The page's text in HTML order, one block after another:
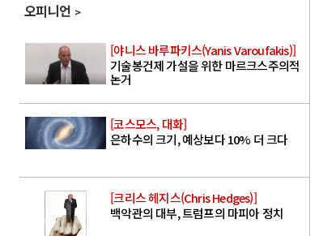
오피니언
[야니스 바루파키스(Yanis Varoufakis)]
기술봉건제 가설을 위한 마르크스주의적
논거
[코스모스, 대화]
은하수의 크기, 예상보다 10% 더 크다
[크리스 헤지스(Chris Hedges)]
백악관의 대부, 트럼프의 마피아 정치